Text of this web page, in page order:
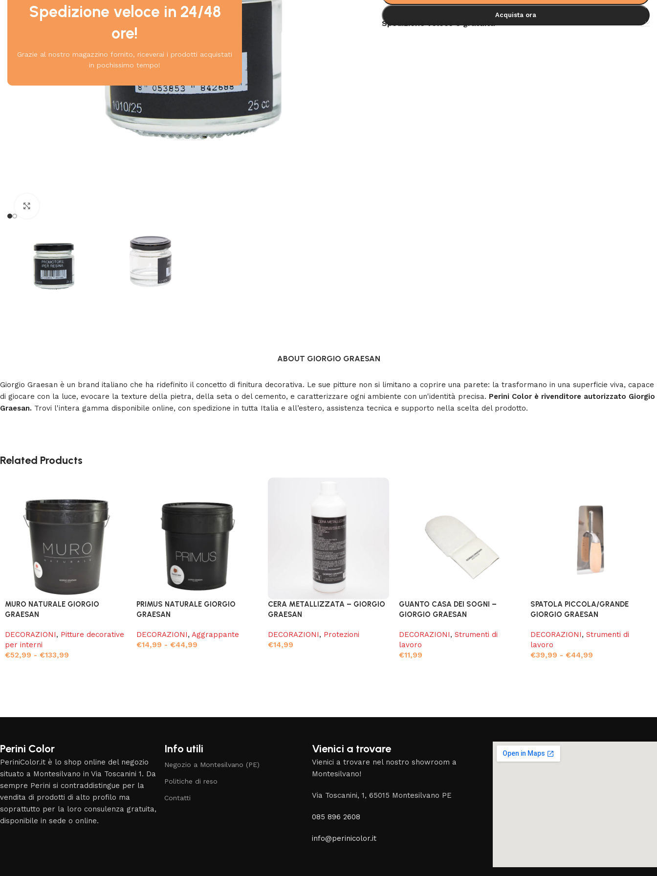
Spedizione veloce in 24/48
ore!
Grazie al nostro magazzino fornito, riceverai i prodotti acquistati
in pochissimo tempo!
Acquista ora
Spedizione veloce e gratuita
ABOUT GIORGIO GRAESAN
Giorgio Graesan è un brand italiano che ha ridefinito il concetto di finitura decorativa. Le sue pitture non si limitano a coprire una parete: la trasformano in una superficie viva, capace
di giocare con la luce, evocare la texture della pietra, della seta o del cemento, e caratterizzare ogni ambiente con un'identità precisa. Perini Color è rivenditore autorizzato Giorgio
Graesan. Trovi l'intera gamma disponibile online, con spedizione in tutta Italia e all’estero, assistenza tecnica e supporto nella scelta del prodotto.
Related Products
MURO NATURALE GIORGIO
GRAESAN
DECORAZIONI, Pitture decorative
per interni
€52,99 - €133,99
PRIMUS NATURALE GIORGIO
GRAESAN
DECORAZIONI, Aggrappante
€14,99 - €44,99
CERA METALLIZZATA – GIORGIO
GRAESAN
DECORAZIONI, Protezioni
€14,99
GUANTO CASA DEI SOGNI –
GIORGIO GRAESAN
DECORAZIONI, Strumenti di
lavoro
€11,99
SPATOLA PICCOLA/GRANDE
GIORGIO GRAESAN
DECORAZIONI, Strumenti di
lavoro
€39,99 - €44,99
Perini Color
PeriniColor.it è lo shop online del negozio
situato a Montesilvano in Via Toscanini 1. Da
sempre Perini si contraddistingue per la
vendita di prodotti di alto profilo ma
soprattutto per la loro consulenza gratuita,
disponibile in sede o online.
Info utili
Negozio a Montesilvano (PE)
Politiche di reso
Contatti
Vienici a trovare
Vienici a trovare nel nostro showroom a
Montesilvano!
Via Toscanini, 1, 65015 Montesilvano PE
085 896 2608
info@perinicolor.it